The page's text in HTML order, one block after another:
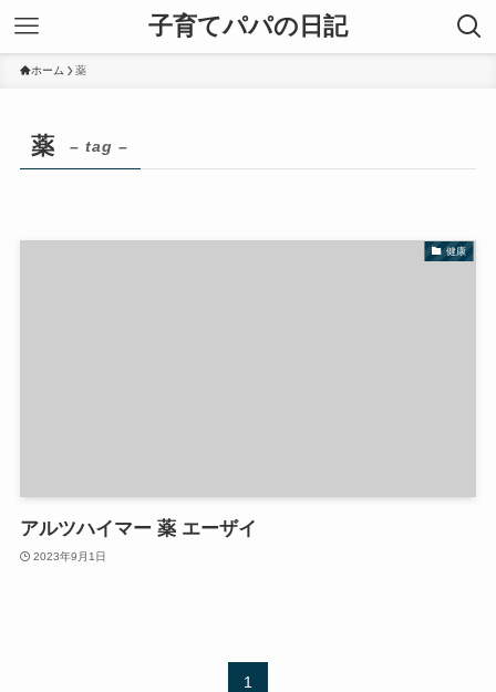
子育てパパの日記
ホーム 薬
薬 – tag –
健康
アルツハイマー 薬 エーザイ
2023年9月1日
1